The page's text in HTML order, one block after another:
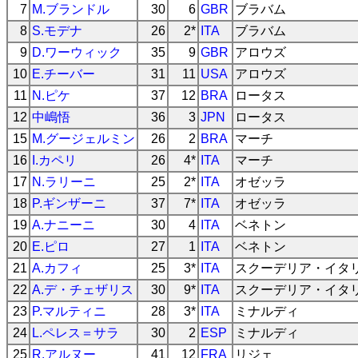
7 M.ブランドル 30 6 GBR ブラバム
8 S.モデナ 26 2* ITA
ブラバム
9 D.ワーウィック 35 9 GBR アロウズ
10 E.チーバー 31 11 USA アロウズ
11 N.ピケ 37 12 BRA
ロータス
12 中嶋悟 36 3 JPN
ロータス
15 M.グージェルミン 26 2 BRA マーチ
16
I.カペリ 26 4* ITA
マーチ
17 N.ラリーニ 25 2* ITA
オゼッラ
18 P.ギンザーニ 37 7* ITA
オゼッラ
19 A.ナニーニ 30 4 ITA
ベネトン
20 E.ピロ 27 1 ITA
ベネトン
21 A.カフィ 25 3* ITA
スクーデリア・イタ
22 A.デ・チェザリス 30 9* ITA
スクーデリア・イタ
23 P.マルティニ 28 3* ITA
ミナルディ
24 L.ペレス＝サラ 30 2 ESP
ミナルディ
25 R.アルヌー 41 12 FRA リジェ